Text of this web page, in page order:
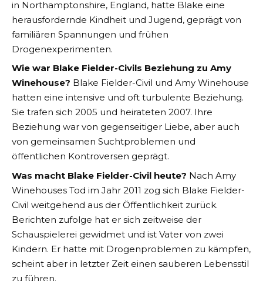
in Northamptonshire, England, hatte Blake eine
herausfordernde Kindheit und Jugend, geprägt von
familiären Spannungen und frühen
Drogenexperimenten​​.
Wie war Blake Fielder-Civils Beziehung zu Amy
Winehouse? Blake Fielder-Civil und Amy Winehouse
hatten eine intensive und oft turbulente Beziehung.
Sie trafen sich 2005 und heirateten 2007. Ihre
Beziehung war von gegenseitiger Liebe, aber auch
von gemeinsamen Suchtproblemen und
öffentlichen Kontroversen geprägt​​.
Was macht Blake Fielder-Civil heute? Nach Amy
Winehouses Tod im Jahr 2011 zog sich Blake Fielder-
Civil weitgehend aus der Öffentlichkeit zurück.
Berichten zufolge hat er sich zeitweise der
Schauspielerei gewidmet und ist Vater von zwei
Kindern. Er hatte mit Drogenproblemen zu kämpfen,
scheint aber in letzter Zeit einen sauberen Lebensstil
zu führen​​.